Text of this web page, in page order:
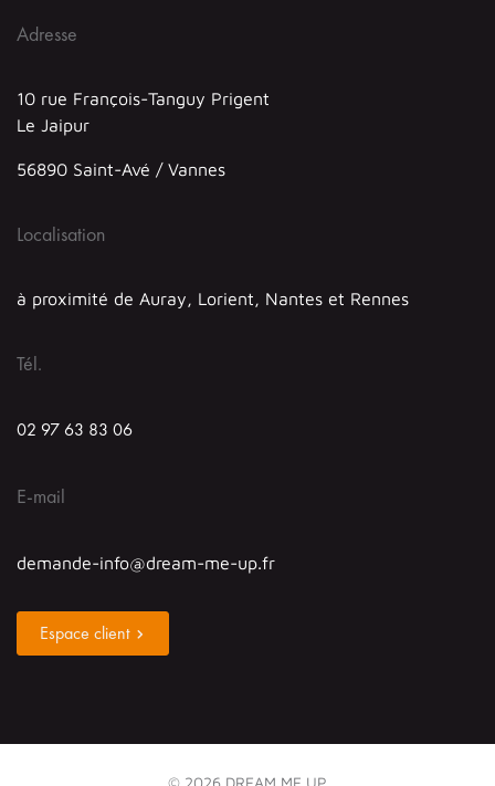
Adresse
10 rue François-Tanguy Prigent
Le Jaipur
56890 Saint-Avé / Vannes
Localisation
à proximité de Auray, Lorient, Nantes et Rennes
Tél.
02 97 63 83 06
E-mail
demande-info@dream-me-up.fr
Espace client
© 2026 DREAM ME UP